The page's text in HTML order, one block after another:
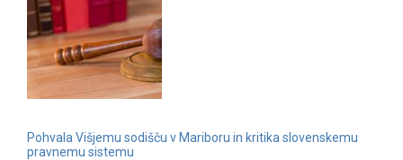
Pohvala Višjemu sodišču v Mariboru in kritika slovenskemu
pravnemu sistemu